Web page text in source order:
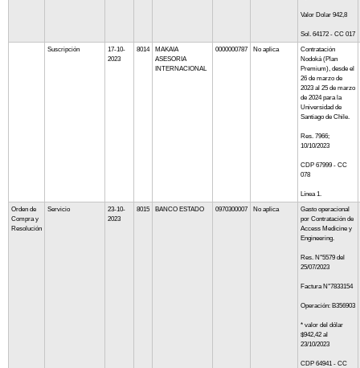
Valor Dolar 942,8
Sol. 64172 - CC 017
Suscripción
17-10-
2023
8014
MAKAIA
ASESORIA
INTERNACIONAL
0000000787 No aplica
Contratación
Nodoká (Plan
Premium), desde el
26 de marzo de
2023 al 25 de marzo
de 2024 para la
Universidad de
Santiago de Chile.
Res. 7966;
10/10/2023
CDP 67999 - CC
078
Línea 1.
Orden de
Compra y
Resolución
Servicio
23-10-
2023
8015 BANCO ESTADO 0970300007 No aplica
Gasto operacional
por Contratación de
Access Medicine y
Engineering.
Res. N°5579 del
25/07/2023
Factura N°7833154
Operación: B356903
* valor del dólar
$942,42 al
23/10/2023
CDP 64941 - CC